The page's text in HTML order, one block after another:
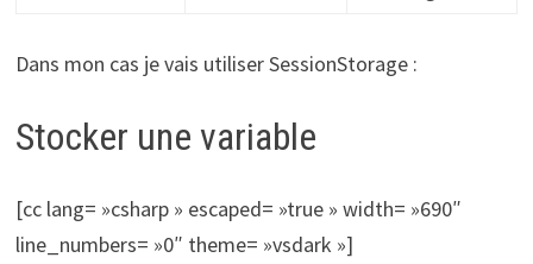
Dans mon cas je vais utiliser SessionStorage :
Stocker une variable
[cc lang= »csharp » escaped= »true » width= »690″
line_numbers= »0″ theme= »vsdark »]